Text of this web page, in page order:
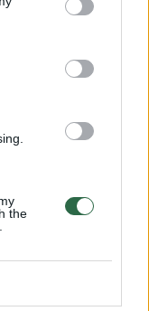
the
pat labai
taigi
aiškina dr. F.
ląstelienos
įvairesnį ir